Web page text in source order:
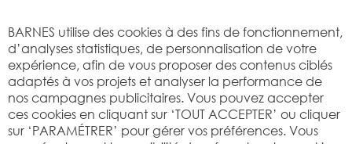
BARNES utilise des cookies à des fins de fonctionnement,
d’analyses statistiques, de personnalisation de votre
expérience, afin de vous proposer des contenus ciblés
adaptés à vos projets et analyser la performance de
nos campagnes publicitaires. Vous pouvez accepter
ces cookies en cliquant sur ‘TOUT ACCEPTER’ ou cliquer
sur ‘PARAMÉTRER’ pour gérer vos préférences. Vous